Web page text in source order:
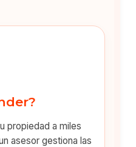
propiedad a miles
asesor gestiona las